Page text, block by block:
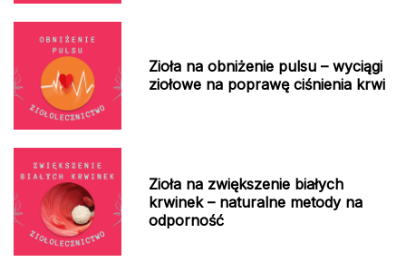
Zioła na obniżenie pulsu – wyciągi
ziołowe na poprawę ciśnienia krwi
Zioła na zwiększenie białych
krwinek – naturalne metody na
odporność